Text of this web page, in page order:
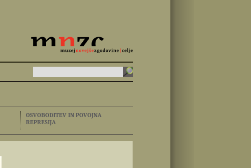
OSVOBODITEV IN POVOJNA
REPRESIJA